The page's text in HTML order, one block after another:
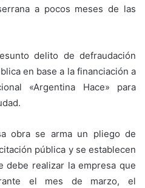
a pocos meses de las
delito de defraudación
en base a la financiación a
«Argentina Hace» para
obra se arma un pliego de
pública y se establecen
debe realizar la empresa que
el mes de marzo, el